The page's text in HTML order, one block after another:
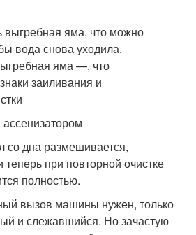
дна размешивается,
при повторной очистке
полностью.
вызов машины нужен, только
и слежавшийся. Но зачастую